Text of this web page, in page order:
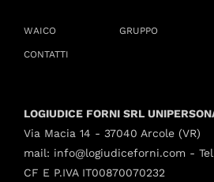
WAICO GRUPPO
CONTATTI
LOGIUDICE FORNI SRL
Via Macia 14 - 37040 Arcole (VR)
mail: info@logiudiceforni.com -
CF E P.IVA IT00870070232